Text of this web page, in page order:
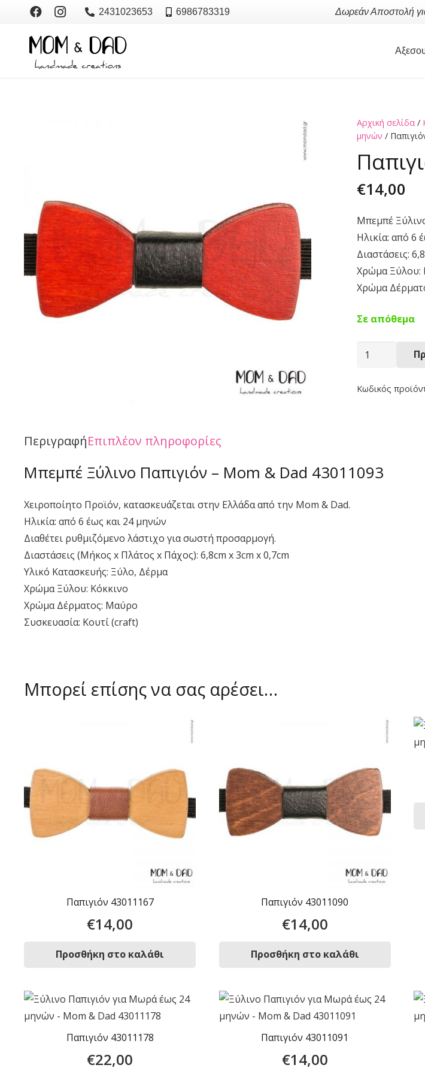
2431023653 6986783319 Δωρεάν Αποστολή
Αρχική σελίδα /
μηνών /
€14,00
Μπεμπέ
Ηλικία: από 6
Διαστάσεις:
Χρώμα Ξύλου:
Χρώμα
Σε απόθεμα
Παπιγιόν
ποσότητα
Κωδικός
ΠεριγραφήΕπιπλέον πληροφορίες
Μπεμπέ Ξύλινο Παπιγιόν – Mom & Dad 43011093
Χειροποίητο Προϊόν, κατασκευάζεται στην Ελλάδα από την Mom & Dad.
Ηλικία: από 6 έως και 24 μηνών
Διαθέτει ρυθμιζόμενο λάστιχο για σωστή προσαρμογή.
Διαστάσεις (Μήκος x Πλάτος x Πάχος): 6,8cm x 3cm x 0,7cm
Υλικό Κατασκευής: Ξύλο, Δέρμα
Χρώμα Ξύλου: Κόκκινο
Χρώμα Δέρματος: Μαύρο
Συσκευασία: Κουτί (craft)
Μπορεί επίσης να σας αρέσει…
Παπιγιόν 43011167
€14,00
Προσθήκη στο καλάθι
Παπιγιόν 43011090
€14,00
Προσθήκη στο καλάθι
Παπιγιόν 43011178
€22,00
Παπιγιόν 43011091
€14,00